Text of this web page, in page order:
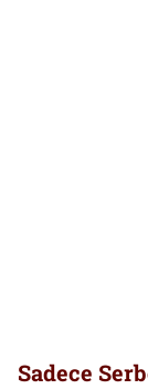
Sadece